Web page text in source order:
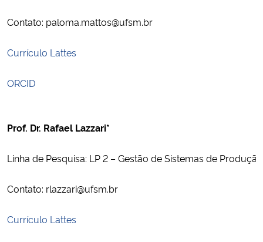
Contato: paloma.mattos@ufsm.br
Currículo Lattes
ORCID
Prof. Dr. Rafael Lazzari*
Linha de Pesquisa: LP 2 – Gestão de Sistemas de
Contato: rlazzari@ufsm.br
Currículo Lattes